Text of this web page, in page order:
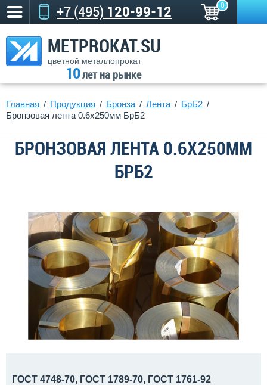
+7 (495) 120-99-12 0
METPROKAT.SU
цветной металлопрокат
10лет на рынке
Главная Продукция Бронза Лента
БрБ2
Бронзовая лента 0.6x250мм БрБ2
БРОНЗОВАЯ ЛЕНТА 0.6X250ММ
БРБ2
ГОСТ 4748-70, ГОСТ 1789-70, ГОСТ 1761-92